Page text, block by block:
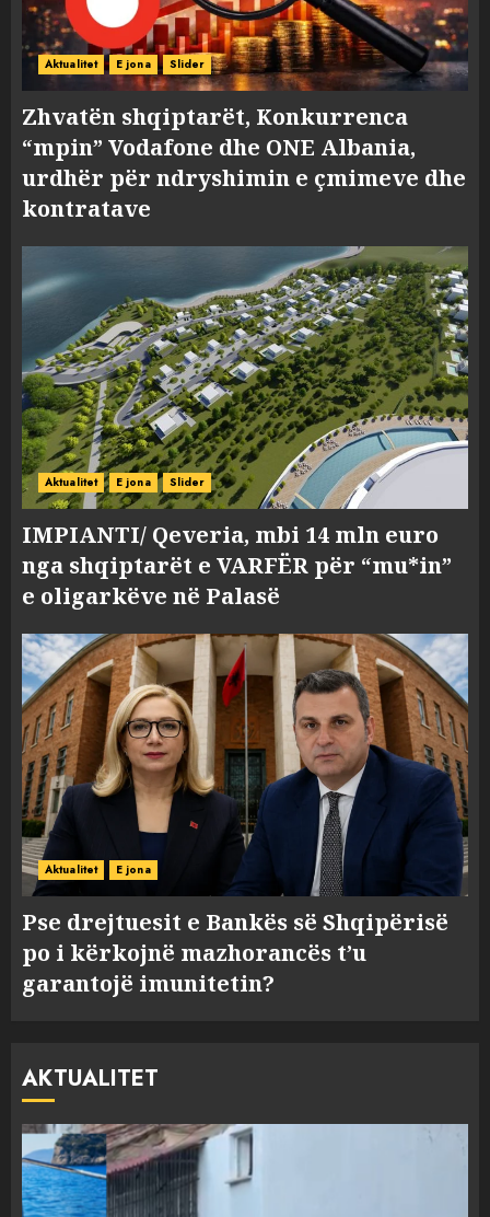
Aktualitet E jona Slider
Zhvatën shqiptarët, Konkurrenca
“mpin” Vodafone dhe ONE Albania,
urdhër për ndryshimin e çmimeve dhe
kontratave
Aktualitet E jona Slider
IMPIANTI/ Qeveria, mbi 14 mln euro
nga shqiptarët e VARFËR për “mu*in”
e oligarkëve në Palasë
Aktualitet E jona
Pse drejtuesit e Bankës së Shqipërisë
po i kërkojnë mazhorancës t’u
garantojë imunitetin?
AKTUALITET